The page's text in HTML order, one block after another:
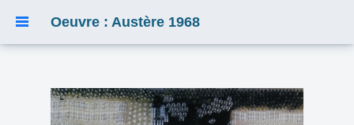
Oeuvre : Austère 1968